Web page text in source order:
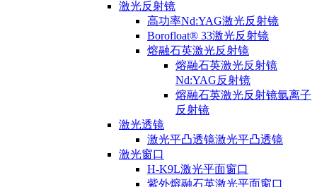
激光反射镜
高功率Nd:YAG激光反射镜
Borofloat® 33激光反射镜
熔融石英激光反射镜
熔融石英激光反射镜
Nd:YAG反射镜
熔融石英激光反射镜氩离子
反射镜
激光透镜
激光平凸透镜激光平凸透镜
激光窗口
H-K9L激光平面窗口
紫外熔融石英激光平面窗口